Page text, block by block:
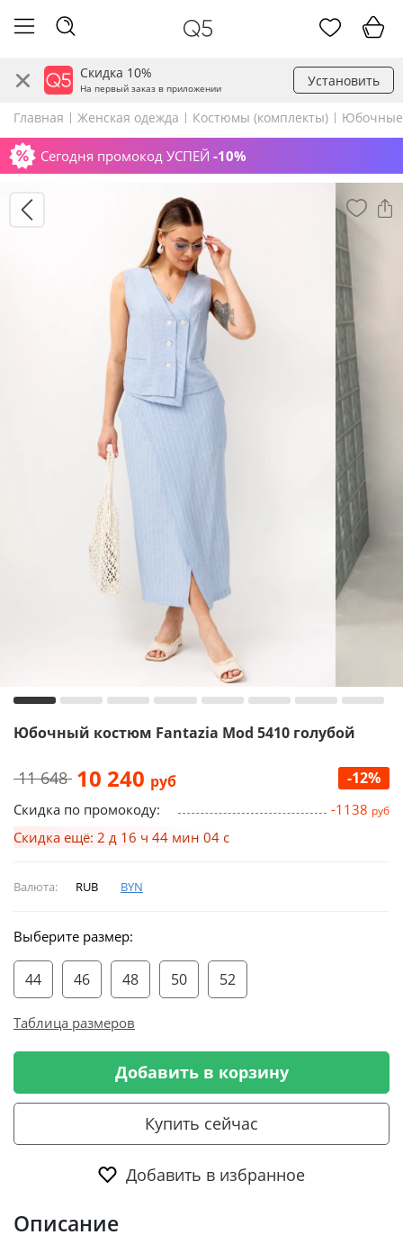
Скидка 10%
На первый заказ в приложении Установить
Главная Женская одежда Костюмы (комплекты)
Сегодня промокод УСПЕЙ -10%
Юбочный костюм Fantazia Mod 5410 голубой
11 648 10 240 руб -12%
Скидка по промокоду: -1138 руб
Скидка ещё: 2 д 16 ч 44 мин 03 с
Валюта: RUB BYN
Выберите размер:
44 46 48 50 52
Таблица размеров
Добавить в корзину
Купить сейчас
Добавить в избранное
Описание